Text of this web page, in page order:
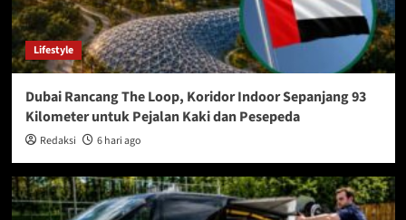
Lifestyle
Dubai Rancang The Loop, Koridor Indoor Sepanjang 93
Kilometer untuk Pejalan Kaki dan Pesepeda
Redaksi 6 hari ago